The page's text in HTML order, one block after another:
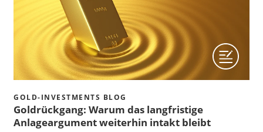
GOLD-INVESTMENTS BLOG
Goldrückgang: Warum das langfristige
Anlageargument weiterhin intakt bleibt